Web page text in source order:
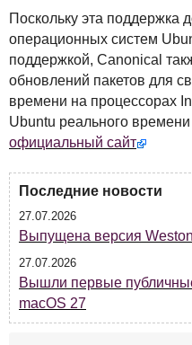
Поскольку эта поддержка
операционных систем
поддержкой, Canonical
обновлений пакетов для
времени на процессорах
Ubuntu реального
официальный сайт
Последние новости
27.07.2026
Выпущена версия
27.07.2026
Вышли первые
macOS 27